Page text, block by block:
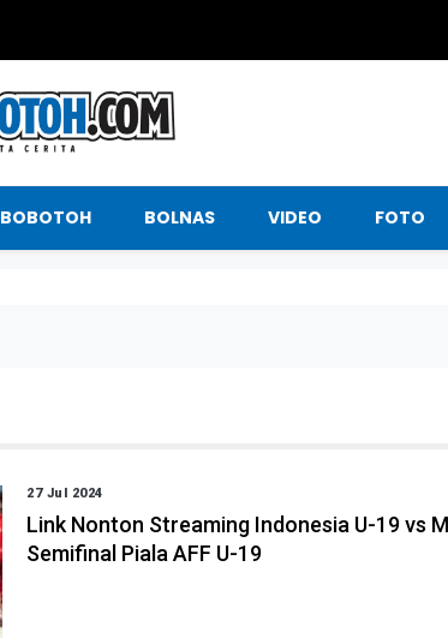
BOBOTOH BOLNAS VIDEO FOTO
27 Jul 2024
Link Nonton Streaming Indonesia U-19 vs
Semifinal Piala AFF U-19